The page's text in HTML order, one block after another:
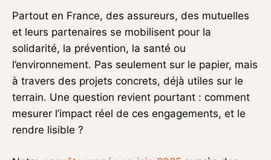
Partout en France, des assureurs, des mutuelles
et leurs partenaires se mobilisent pour la
solidarité, la prévention, la santé ou
l’environnement. Pas seulement sur le papier, mais
à travers des projets concrets, déjà utiles sur le
terrain. Une question revient pourtant : comment
mesurer l’impact réel de ces engagements, et le
rendre lisible ?